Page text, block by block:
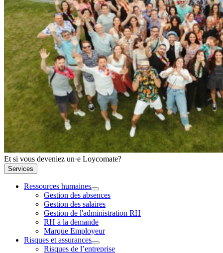
Et si vous deveniez un·e Loycomate?
Services
Ressources humaines
Gestion des absences
Gestion des salaires
Gestion de l'administration RH
RH à la demande
Marque Employeur
Risques et assurances
Risques de l’entreprise